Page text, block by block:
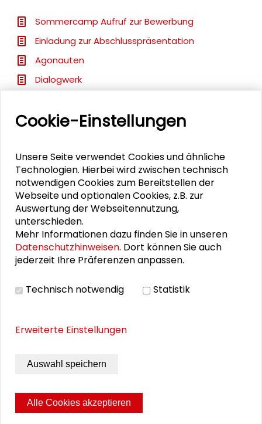
Sommercamp Aufruf zur Bewerbung
Einladung zur Abschlusspräsentation
Agonauten
Dialogwerk
MitWirkStadt
VIDEO
Video ansehen
BILDERGALERIE
Cookie-Einstellungen
Unsere Seite verwendet Cookies und ähnliche
Technologien. Hierbei wird zwischen technisch
notwendigen Cookies zum Bereitstellen der
Webseite und optionalen Cookies, z.B. zur
Auswertung der Webseitennutzung,
unterschieden.
Mehr Informationen dazu finden Sie in unseren
Datenschutzhinweisen. Dort können Sie auch
jederzeit Ihre Präferenzen anpassen.
Technisch notwendig Statistik
Erweiterte Einstellungen
Auswahl speichern
Alle Cookies akzeptieren